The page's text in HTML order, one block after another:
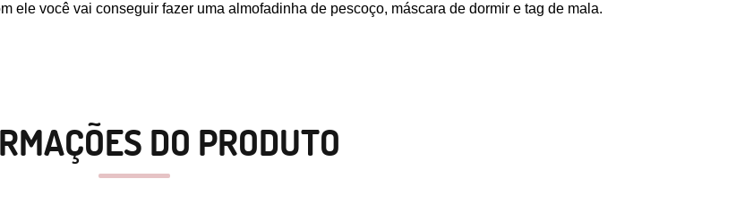
ele você vai conseguir fazer uma almofadinha de pescoço, máscara de dormir e tag de mala.
DO PRODUTO